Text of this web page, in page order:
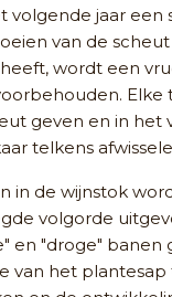
volgende jaar een
van de
wordt een
Elke
geven en in het
telkens
in de wijnstok
volgorde
en "droge" banen
van het plantesap